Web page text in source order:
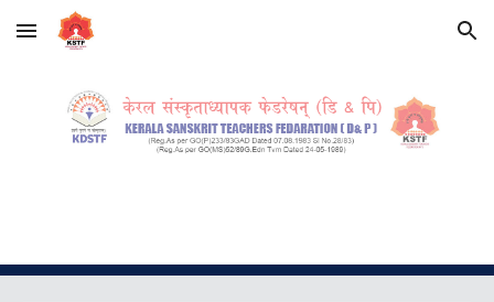
Skip to main content Skip to navigation